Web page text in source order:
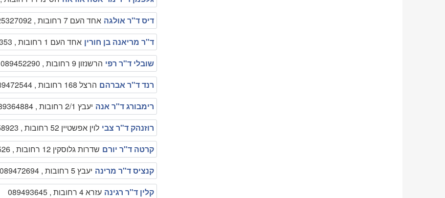
דיס ד"ר אולגה אחד העם 7 רחובות , 0525327092
ד"ר מריאנה בן חורין אחד העם 1 רחובות , 050-7622353
שובלי ד"ר רפי הרשנזון 9 רחובות , 089452290
רנד ד"ר אברהם הרצל 168 רחובות , 089472544
רימבורג ד"ר אנה יעבץ 2/1 רחובות , 089364884
רוזנהק ד"ר צבי לוין אפשטיין 52 רחובות , 089458923
קרטה ד"ר יורם שדרות גלוסקין 12 רחובות , 089457526
קנציס ד"ר מרינה יעבץ 5 רחובות , 089472694
קלין ד"ר רגינה עזרא 4 רחובות , 089493645